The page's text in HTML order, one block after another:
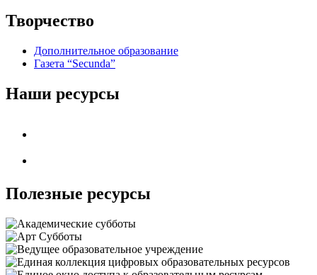
Творчество
Дополнительное образование
Газета “Secunda”
Наши ресурсы
Полезные ресурсы